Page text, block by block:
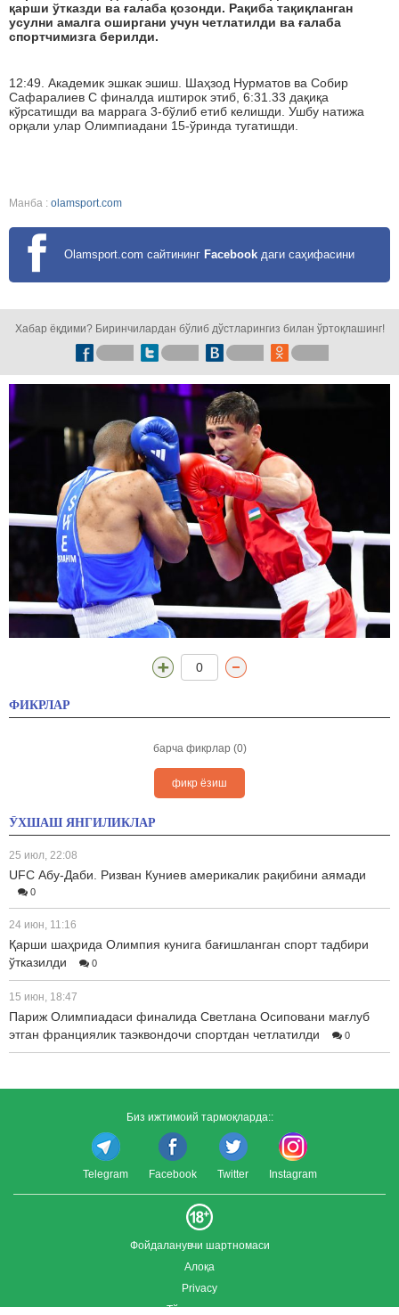
қарши ўтказди ва ғалаба қозонди. Рақиба тақиқланган
усулни амалга оширгани учун четлатилди ва ғалаба
спортчимизга берилди.
12:49. Академик эшкак эшиш. Шаҳзод Нурматов ва Собир
Сафаралиев C финалда иштирок этиб, 6:31.33 дақиқа
кўрсатишди ва маррага 3-бўлиб етиб келишди. Ушбу натижа
орқали улар Олимпиадани 15-ўринда тугатишди.
Манба : olamsport.com
Olamsport.com сайтининг Facebook даги саҳифасини
Хабар ёқдими? Биринчилардан бўлиб дўстларингиз билан ўртоқлашинг!
0
ФИКРЛАР
барча фикрлар (0)
фикр ёзиш
ЎХШАШ ЯНГИЛИКЛАР
25 июл, 22:08
UFC Абу-Даби. Ризван Куниев америкалик рақибини аямади
0
24 июн, 11:16
Қарши шаҳрида Олимпия кунига бағишланган спорт тадбири
ўтказилди
0
15 июн, 18:47
Париж Олимпиадаси финалида Светлана Осиповани мағлуб
этган франциялик таэквондочи спортдан четлатилди
0
Биз ижтимоий тармоқларда::
Telegram Facebook Twitter Instagram
Фойдаланувчи шартномаси
Алоқа
Privacy
Тўлиқ версия